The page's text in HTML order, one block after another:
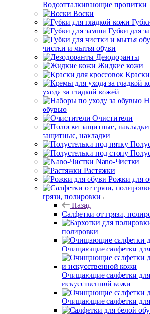
Водоотталкивающие пропитки
Воски
Губки для
чистки и мытья обуви
Дезодоранты
Жидкие кожи
ухода за гладкой кожей
обувью
Очистители
защитные, накладки
Nano-Чистки
Растяжки
Рожки для
грязи, полировки
Назад
Салфетки от грязи,
полировки
Очищающие салфетки
Очищающие салфетки
искусственной кожи
Очищающие салфетки